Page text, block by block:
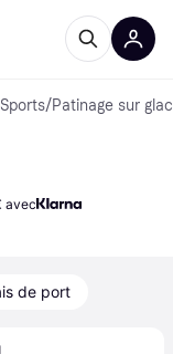
/Patinage sur
avec
de port